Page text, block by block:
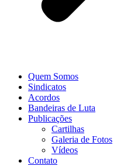
Quem Somos
Sindicatos
Acordos
Bandeiras de Luta
Publicações
Cartilhas
Galeria de Fotos
Vídeos
Contato